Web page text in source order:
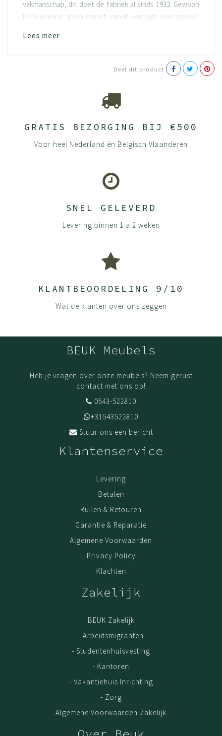
vakmanschap, dit doet de fabriek al sinds 1932. Gewoon
in Nederland, geen import vanuit een lage loon gebied.
100% van het hout te gebruiken.
Wat kan jij doen om je product zo goed mogelijk te
houden? Houten meubels vragen om aandacht en goede
het behoud van je meubels. We staan immers voor
Al onze panelen bestaan uit spaanplaten gemaakt van
en fijne spaantjes in de toplaag ontstaat er een rustig en
strak oppervlak. De deeltjes worden onder hoge druk aan
steeds verder wordt samengeperst. De platen worden
afgewerkt met hoge kwaliteit melamine waardoor
hittebestendig en kleurecht. UV straling zal de kleur van
Houd je product goed schoon door het af te nemen met
een mild schoonmaakmiddel en een droge doek.
(De)monteer jouw meubels volgens onze handleidingen.
kwaliteit behoudt. Fijn wanneer je het opnieuw in elkaar
zet en gaat gebruiken.
jouw meubel op voorraad is.
Voor een meerprijs zorgen onze monteurs ervoor dat
dat we op een later tijdstip langskomen wanneer het
Kwaliteit is belangrijk. Haal jouw meubel gerust uit elkaar,
gebruik van extra stevig spaanplaat en volledige
meubel verhuizen; de kwaliteit blijft. De garantie op Beuk
Meubels is 3 (drie) jaar. Geldig vanaf het moment van
aankoop online. Als bewijs van aankoop is de
Bureau met opberg
Bureautafel
Lees meer
Deel dit product
GRATIS BEZORGING BIJ €500
Voor heel Nederland én Belgisch Vlaanderen
SNEL GELEVERD
Levering binnen 1 a 2 weken
KLANTBEOORDELING 9/10
Wat de klanten over ons zeggen
BEUK Meubels
Heb je vragen over onze meubels? Neem gerust
contact met ons op!
0543-522810
+31543522810
Stuur ons een bericht
Klantenservice
Levering
Betalen
Ruilen & Retouren
Garantie & Reparatie
Algemene Voorwaarden
Privacy Policy
Klachten
Zakelijk
BEUK Zakelijk
- Arbeidsmigranten
- Studentenhuisvesting
- Kantoren
- Vakantiehuis Inrichting
- Zorg
Algemene Voorwaarden Zakelijk